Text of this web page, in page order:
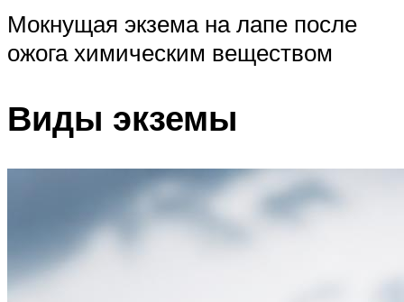
Мокнущая экзема на лапе после
ожога химическим веществом
Виды экземы